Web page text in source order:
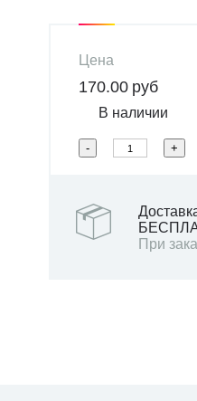
Цена
170.00 руб
В наличии
При